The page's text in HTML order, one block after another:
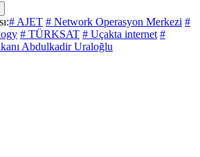
# AJET # Network Operasyon Merkezi #
# TÜRKSAT # Uçakta internet #
Abdulkadir Uraloğlu